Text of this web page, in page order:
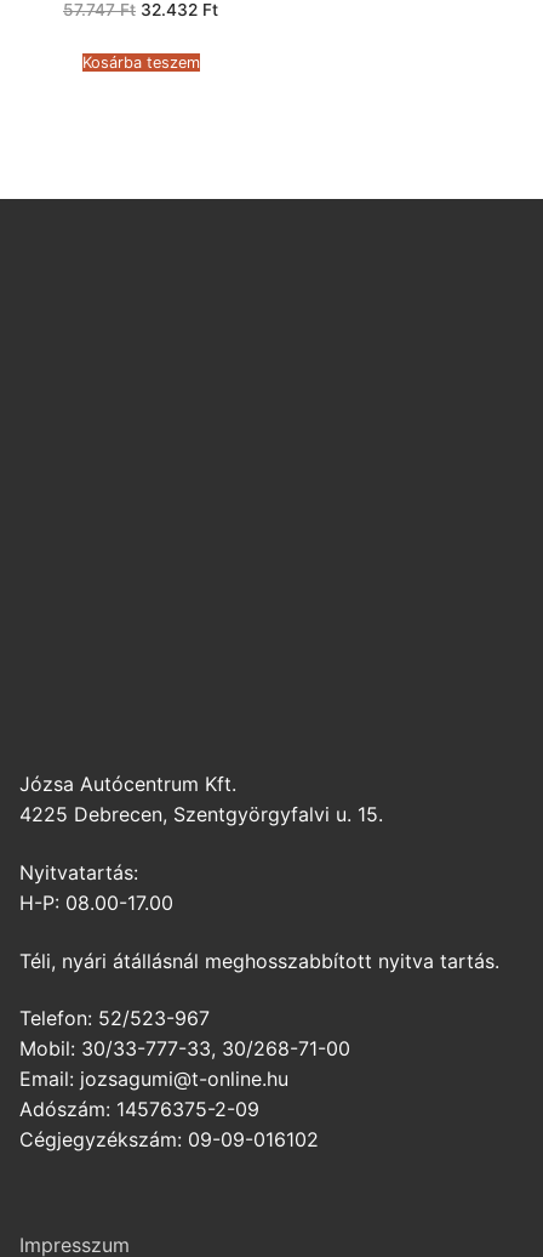
57.747Ft Original
57.747 Ft.
32.432 FtCurrent
Kosárba teszem
Józsa Autócentrum Kft.
4225 Debrecen, Szentgyörgyfalvi u. 15.
Nyitvatartás:
H-P: 08.00-17.00
Téli, nyári átállásnál meghosszabbított nyitva tartás.
Telefon: 52/523-967
Mobil: 30/33-777-33, 30/268-71-00
Email: jozsagumi@t-online.hu
Adószám: 14576375-2-09
Cégjegyzékszám: 09-09-016102
Impresszum